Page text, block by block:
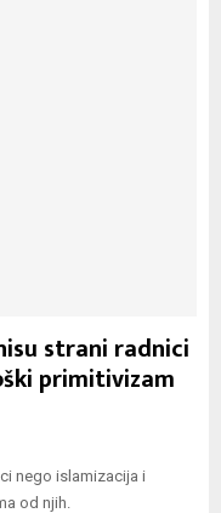
strani radnici
primitivizam
nego islamizacija i
od njih.